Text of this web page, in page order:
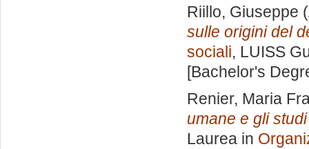
Riillo, Giuseppe
sulle origini del
sociali, LUISS
[Bachelor's
Renier, Maria
umane e gli
Laurea in